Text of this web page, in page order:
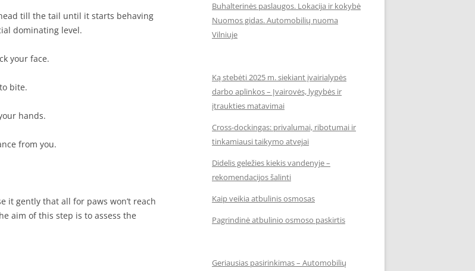
till the tail until it starts behaving
dominating level.
your face.
bite.
hands.
from you.
it gently that all for paws won’t reach
aim of this step is to assess the
Buhalterinės paslaugos. Lokacija ir kokybė
Nuomos gidas. Automobilių nuoma
Vilniuje
Ką stebėti 2025 m. siekiant įvairialypės
darbo aplinkos – Įvairovės, lygybės ir
įtraukties matavimai
Cross-dockingas: privalumai, ribotumai ir
tinkamiausi taikymo atvejai
Didelis geležies kiekis vandenyje –
rekomendacijos šalinti
Kaip veikia atbulinis osmosas
Pagrindinė atbulinio osmoso paskirtis
Geriausias pasirinkimas – Automobilių